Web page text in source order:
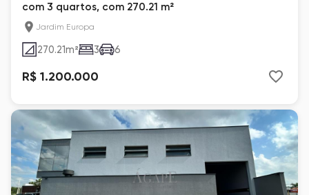
com 3 quartos, com 270.21 m²
Jardim Europa
270.21m² 3 6
R$ 1.200.000